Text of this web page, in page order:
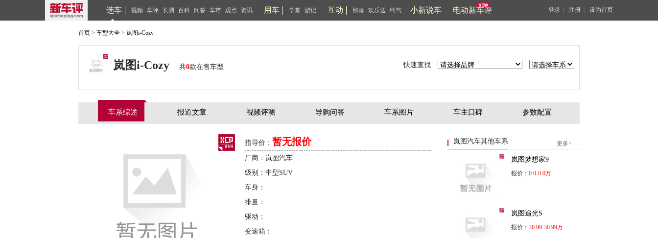
选车 视频 车评 长测 百科 问答 车市 观点 资讯 用车 学堂 游记 互动 部落 欢乐送 约驾 小新说车 电动新车评 登录 注册 设为首页
首页 > 车型大全 > 岚图i-Cozy
岚图i-Cozy 共0款在售车型 快速查找
车系综述 报道文章 视频评测 导购问答 车系图片 车主口碑 参数配置
指导价： 暂无报价
厂商：岚图汽车
级别：中型SUV
车身：
排量：
驱动：
变速箱：
岚图汽车其他车系 更多>
岚图梦想家9
报价： 0.0-0.0万
岚图追光S
报价： 30.99-30.99万